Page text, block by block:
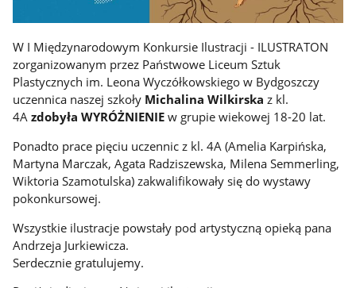
W I Międzynarodowym Konkursie Ilustracji - ILUSTRATON
zorganizowanym przez Państwowe Liceum Sztuk
Plastycznych im. Leona Wyczółkowskiego w Bydgoszczy
uczennica naszej szkoły Michalina Wilkirska z kl.
4Azdobyła WYRÓŻNIENIEw grupie wiekowej 18-20 lat.
Ponadto prace pięciu uczennic z kl. 4A (Amelia Karpińska,
Martyna Marczak, Agata Radziszewska, Milena Semmerling,
Wiktoria Szamotulska) zakwalifikowały się do wystawy
pokonkursowej.
Wszystkie ilustracje powstały pod artystyczną opieką pana
Andrzeja Jurkiewicza.
Serdecznie gratulujemy.